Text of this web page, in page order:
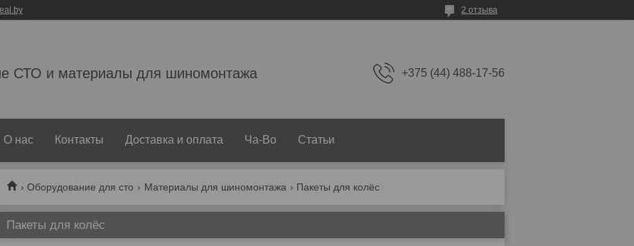
2 отзыва
СТО и материалы для шиномонтажа +375 (44) 488-17-56
О нас Контакты Доставка и оплата Ча-Во Статьи
Оборудование для сто Материалы для шиномонтажа Пакеты для колёс
Пакеты для колёс